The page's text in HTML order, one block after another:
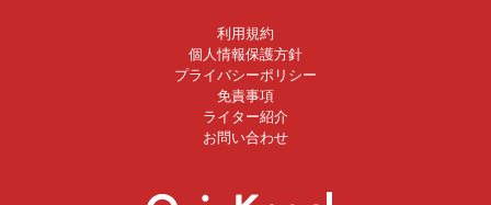
利用規約
個人情報保護方針
プライバシーポリシー
免責事項
ライター紹介
お問い合わせ